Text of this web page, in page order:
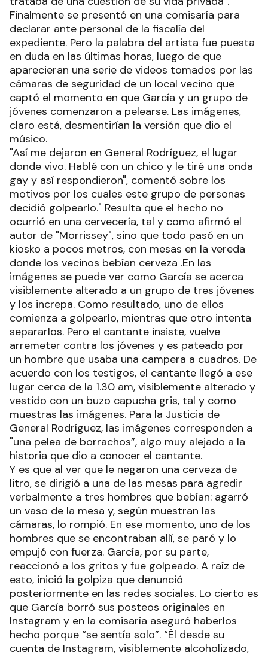
Finalmente se presentó en una comisaría para
declarar ante personal de la fiscalía del
expediente. Pero la palabra del artista fue puesta
en duda en las últimas horas, luego de que
aparecieran una serie de videos tomados por las
cámaras de seguridad de un local vecino que
captó el momento en que García y un grupo de
jóvenes comenzaron a pelearse. Las imágenes,
claro está, desmentirían la versión que dio el
músico.
"Así me dejaron en General Rodríguez, el lugar
donde vivo. Hablé con un chico y le tiré una onda
gay y así respondieron", comentó sobre los
motivos por los cuales este grupo de personas
decidió golpearlo." Resulta que el hecho no
ocurrió en una cervecería, tal y como afirmó el
autor de "Morrissey", sino que todo pasó en un
kiosko a pocos metros, con mesas en la vereda
donde los vecinos bebían cerveza .En las
imágenes se puede ver como García se acerca
visiblemente alterado a un grupo de tres jóvenes
y los increpa. Como resultado, uno de ellos
comienza a golpearlo, mientras que otro intenta
separarlos. Pero el cantante insiste, vuelve
arremeter contra los jóvenes y es pateado por
un hombre que usaba una campera a cuadros. De
acuerdo con los testigos, el cantante llegó a ese
lugar cerca de la 1.30 am, visiblemente alterado y
vestido con un buzo capucha gris, tal y como
muestras las imágenes. Para la Justicia de
General Rodríguez, las imágenes corresponden a
"una pelea de borrachos”, algo muy alejado a la
historia que dio a conocer el cantante.
Y es que al ver que le negaron una cerveza de
litro, se dirigió a una de las mesas para agredir
verbalmente a tres hombres que bebían: agarró
un vaso de la mesa y, según muestran las
cámaras, lo rompió. En ese momento, uno de los
hombres que se encontraban allí, se paró y lo
empujó con fuerza. García, por su parte,
reaccionó a los gritos y fue golpeado. A raíz de
esto, inició la golpiza que denunció
posteriormente en las redes sociales. Lo cierto es
que García borró sus posteos originales en
Instagram y en la comisaría aseguró haberlos
hecho porque “se sentía solo”. “Él desde su
cuenta de Instagram, visiblemente alcoholizado,